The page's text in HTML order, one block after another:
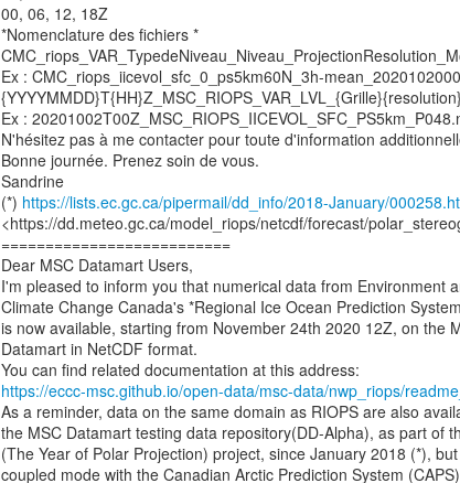
00, 06, 12, 18Z
*Nomenclature des fichiers *
Ex : CMC_riops_iicevol_sfc_0_ps5km60N_3h-
Ex :
N'hésitez pas à me contacter pour toute d'information
Bonne journée. Prenez soin de vous.
Sandrine
(*) https://lists.ec.gc.ca/pipermail/dd_info/2018-January/
<https://dd.meteo.gc.ca/model_riops/netcdf/forecast/
==========================
Dear MSC Datamart Users,
I'm pleased to inform you that numerical data from Environment
Climate Change Canada's *Regional Ice Ocean Prediction
is now available, starting from November 24th 2020 12Z, on the
Datamart in NetCDF format.
https://eccc-msc.github.io/open-data/msc-data/nwp_riops/
As a reminder, data on the same domain as RIOPS are also
the MSC Datamart testing data repository(DD-Alpha), as part of
(The Year of Polar Projection) project, since January 2018 (*),